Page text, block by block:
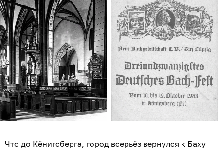
Что до Кёнигсберга, город всерьёз вернулся к Баху